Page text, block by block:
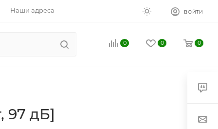
Наши адреса ВОЙТИ
0 0 0
97 дБ]